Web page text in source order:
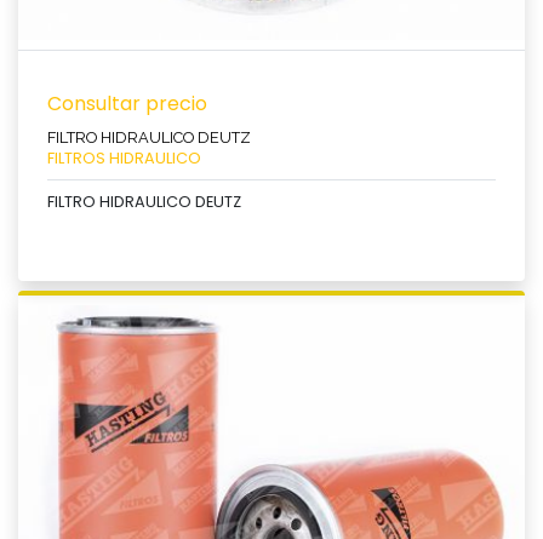
Consultar precio
FILTRO HIDRAULICO DEUTZ
FILTROS HIDRAULICO
FILTRO HIDRAULICO DEUTZ
Ver producto